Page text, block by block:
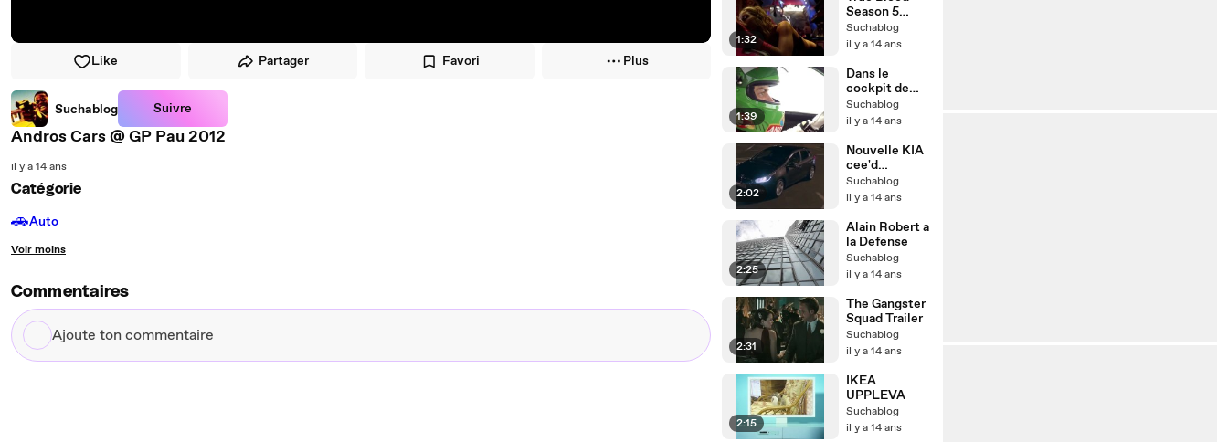
Like Partager Favori Plus
Suchablog Suivre
Andros Cars @ GP Pau 2012
il y a 14 ans
Catégorie
🚗Auto
Voir moins
Commentaires
Ajoute
ton
1:32
Season 5
Trailer
Suchablog
il y a 14 ans
1:39
Dans le
cockpit de
Franck
Lagorce -
Electrique
Suchablog
il y a 14 ans
2:02
Nouvelle KIA
cee'd
Présentation
officielle
Suchablog
il y a 14 ans
2:25
Alain Robert a
la Defense
Suchablog
il y a 14 ans
2:31
The Gangster
Squad Trailer
Suchablog
il y a 14 ans
2:15
IKEA
UPPLEVA
Suchablog
il y a 14 ans